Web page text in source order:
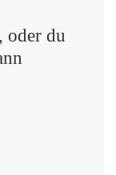
oder du